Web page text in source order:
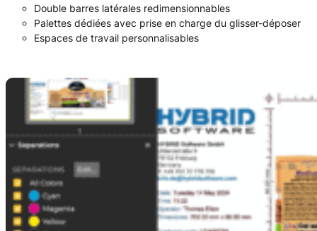
Double barres latérales redimensionnables
Palettes dédiées avec prise en charge du glisser-déposer
Espaces de travail personnalisables